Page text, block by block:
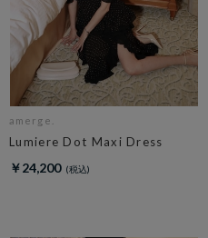
amerge.
Lumiere Dot Maxi Dress
￥24,200